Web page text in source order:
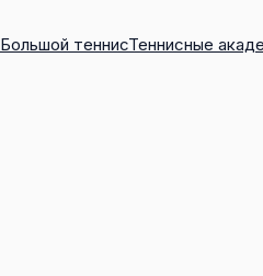
Большой теннисТеннисные